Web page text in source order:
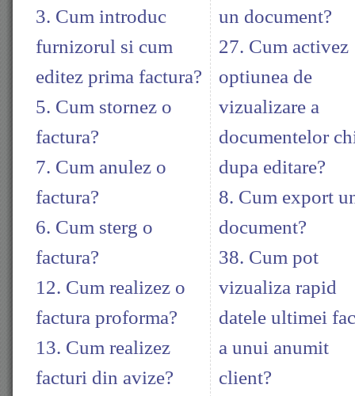
3. Cum introduc
furnizorul si cum
editez prima factura?
5. Cum stornez o
factura?
7. Cum anulez o
factura?
6. Cum sterg o
factura?
12. Cum realizez o
factura proforma?
13. Cum realizez
facturi din avize?
un document?
27. Cum activez
optiunea de
vizualizare a
documentelor
dupa editare?
8. Cum export
document?
38. Cum pot
vizualiza rapid
datele ultimei
a unui anumit
client?